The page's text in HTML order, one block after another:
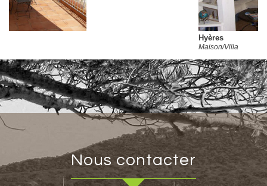
nous contacter